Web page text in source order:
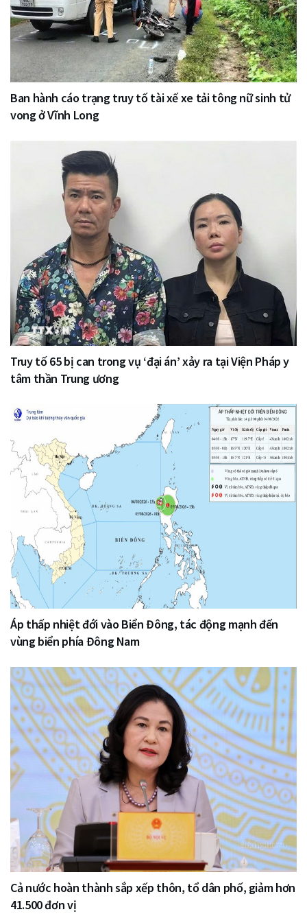
Ban hành cáo trạng truy tố tài xế xe tải tông nữ sinh tử
vong ở Vĩnh Long
Truy tố 65 bị can trong vụ ‘đại án’ xảy ra tại Viện Pháp y
tâm thần Trung ương
Áp thấp nhiệt đới vào Biển Đông, tác động mạnh đến
vùng biển phía Đông Nam
Cả nước hoàn thành sắp xếp thôn, tổ dân phố, giảm hơn
41.500 đơn vị